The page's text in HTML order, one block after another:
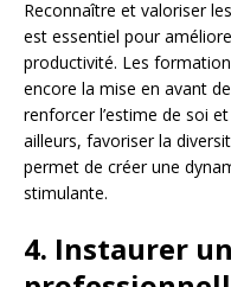
Reconnaître et valoriser les
est essentiel pour
productivité. Les
encore la mise en avant
renforcer l’estime de soi
ailleurs, favoriser la
permet de créer une
stimulante.
4. Instaurer